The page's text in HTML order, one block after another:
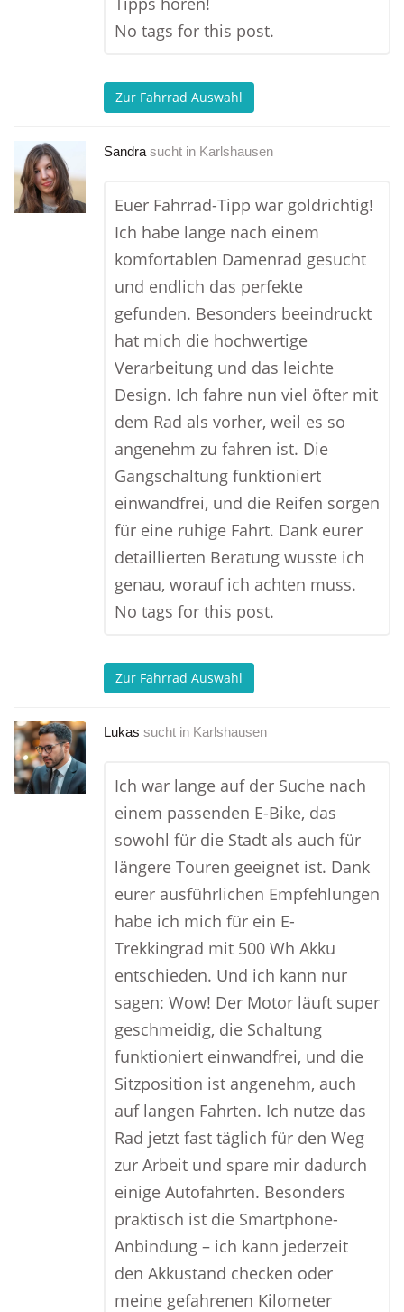
No tags for this post.
Zur Fahrrad Auswahl
Sandra sucht in Karlshausen
Euer Fahrrad-Tipp war goldrichtig!
Ich habe lange nach einem
komfortablen Damenrad gesucht
und endlich das perfekte
gefunden. Besonders beeindruckt
hat mich die hochwertige
Verarbeitung und das leichte
Design. Ich fahre nun viel öfter mit
dem Rad als vorher, weil es so
angenehm zu fahren ist. Die
Gangschaltung funktioniert
einwandfrei, und die Reifen sorgen
für eine ruhige Fahrt. Dank eurer
detaillierten Beratung wusste ich
genau, worauf ich achten muss.
No tags for this post.
Zur Fahrrad Auswahl
Lukas sucht in Karlshausen
Ich war lange auf der Suche nach
einem passenden E-Bike, das
sowohl für die Stadt als auch für
längere Touren geeignet ist. Dank
eurer ausführlichen Empfehlungen
habe ich mich für ein E-
Trekkingrad mit 500 Wh Akku
entschieden. Und ich kann nur
sagen: Wow! Der Motor läuft super
geschmeidig, die Schaltung
funktioniert einwandfrei, und die
Sitzposition ist angenehm, auch
auf langen Fahrten. Ich nutze das
Rad jetzt fast täglich für den Weg
zur Arbeit und spare mir dadurch
einige Autofahrten. Besonders
praktisch ist die Smartphone-
Anbindung – ich kann jederzeit
den Akkustand checken oder
meine gefahrenen Kilometer